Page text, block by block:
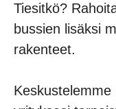
Tiesitkö?
bussien lisäksi
ra­ken­teet.
Keskustelemme